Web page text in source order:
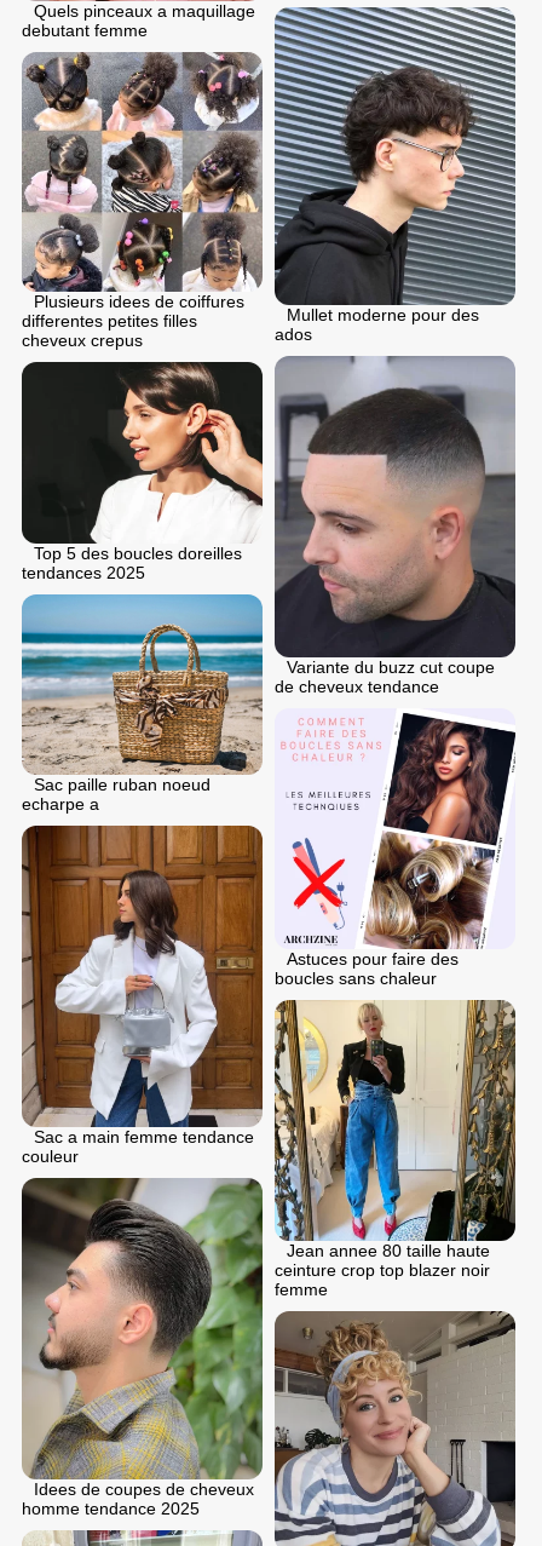
Quels pinceaux a maquillage
debutant femme
Mullet moderne pour des
ados
Plusieurs idees de coiffures
differentes petites filles
cheveux crepus
Variante du buzz cut coupe
de cheveux tendance
Top 5 des boucles doreilles
tendances 2025
Sac paille ruban noeud
echarpe a
Astuces pour faire des
boucles sans chaleur
Sac a main femme tendance
couleur
Jean annee 80 taille haute
ceinture crop top blazer noir
femme
Idees de coupes de cheveux
homme tendance 2025